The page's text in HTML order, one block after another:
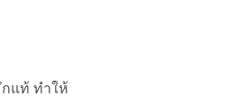
กแท้ ทำให้